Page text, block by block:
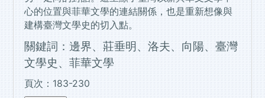
心的位置與菲華文學的連結關係，也是重新想像與
建構臺灣文學史的切入點。
關鍵詞：邊界、莊垂明、洛夫、向陽、臺灣
文學史、菲華文學
頁次：183-230